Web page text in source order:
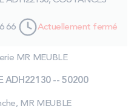
66 Actuellement fermé
MR MEUBLE
ADH22130 -- 50200
MR MEUBLE